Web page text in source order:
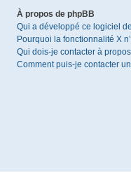
À propos de phpBB
Qui a développé ce logiciel
Pourquoi la fonctionnalité X
Qui dois-je contacter à
Comment puis-je contacter